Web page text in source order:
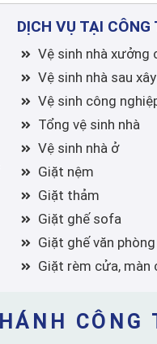
DỊCH VỤ TẠI
Vệ sinh nhà xưởng
Vệ sinh nhà sau
Vệ sinh công
Tổng vệ sinh nhà
Vệ sinh nhà ở
Giặt nệm
Giặt thảm
Giặt ghế sofa
Giặt ghế văn phòng
Giặt rèm cửa, màn